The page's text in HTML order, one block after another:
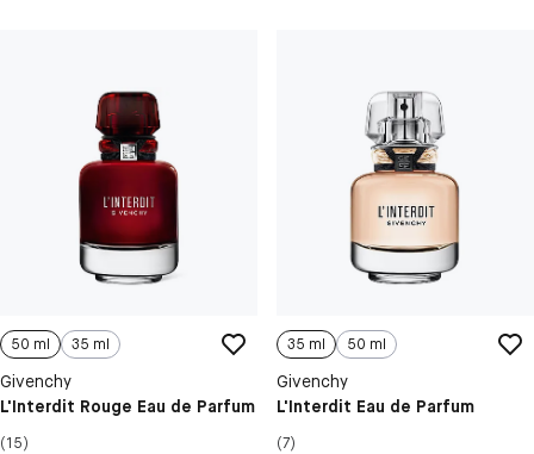
50 ml 35 ml
Givenchy
L'Interdit Rouge Eau de Parfum
(15)
35 ml 50 ml
Givenchy
L'Interdit Eau de Parfum
(7)